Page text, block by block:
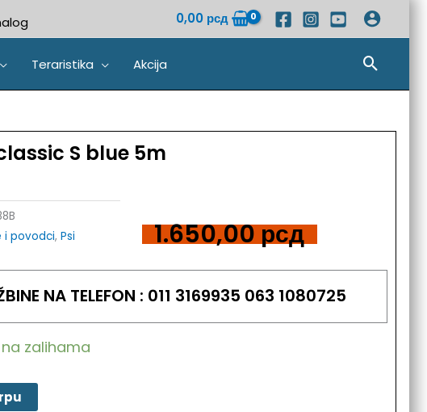
0,00 рсд
Teraristika Akcija
S blue 5m
i povodci,Psi 1.650,00рсд
NA TELEFON : 011 3169935 063 1080725
na zalihama